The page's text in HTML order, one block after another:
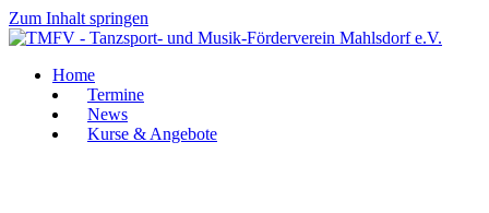
Zum Inhalt springen
Home
Termine
News
Kurse & Angebote